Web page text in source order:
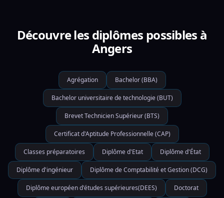
Découvre les diplômes possibles à
Angers
Agrégation Bachelor (BBA)
Bachelor universitaire de technologie (BUT)
Brevet Technicien Supérieur (BTS)
Certificat d'Aptitude Professionnelle (CAP)
Classes préparatoires Diplôme d'Etat Diplôme d'État
Diplôme d'ingénieur Diplôme de Comptabilité et Gestion (DCG)
Diplôme européen d'études supérieures(DEES) Doctorat